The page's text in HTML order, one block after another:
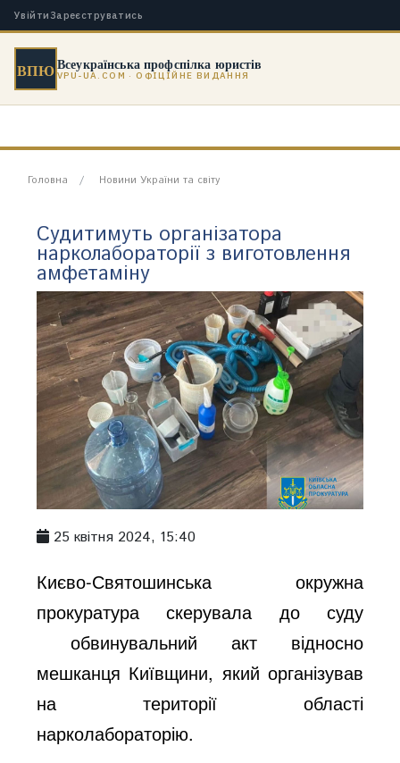
Увійти Зареєструватись
ВПЮВсеукраїнська профспілка юристів
VPU-UA.COM · ОФІЦІЙНЕ ВИДАННЯ
Головна Новини України та світу
Судитимуть організатора
нарколабораторії з виготовлення
амфетаміну
25 квітня 2024, 15:40
Києво-Святошинська окружна
прокуратура скерувала до суду
обвинувальний акт відносно
мешканця Київщини, який організував
на території області
нарколабораторію.